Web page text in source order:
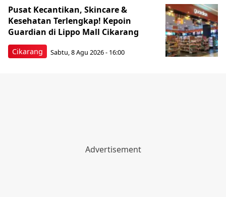
Cikarang
Pusat Kecantikan, Skincare &
Kesehatan Terlengkap! Kepoin
Guardian di Lippo Mall Cikarang
Sabtu, 8 Agu 2026 - 16:00